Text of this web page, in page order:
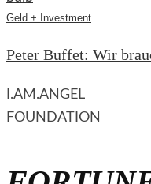
Geld + Investment
Peter Buffet: Wir
I.AM.ANGEL
FOUNDATION